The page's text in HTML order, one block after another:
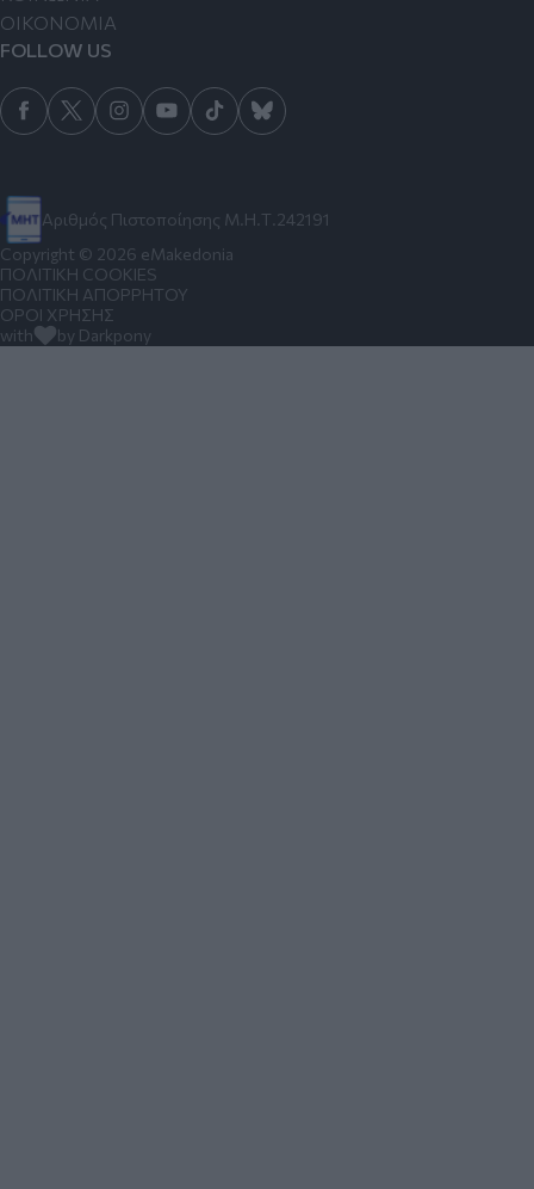
Αριθμός Πιστοποίησης Μ.Η.Τ.242191
ΟΙΚΟΝΟΜΙΑ
FOLLOW US
Copyright © 2026 eMakedonia
ΠΟΛΙΤΙΚΗ COOKIES
ΠΟΛΙΤΙΚΗ ΑΠΟΡΡΗΤΟΥ
ΟΡΟΙ ΧΡΗΣΗΣ
with
by Darkpony